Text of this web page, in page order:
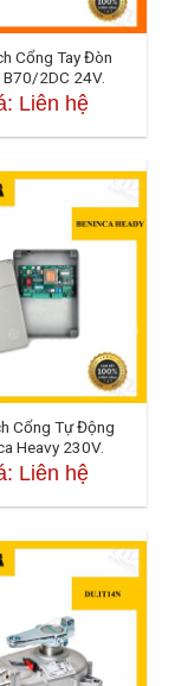
Cổng Tay Đòn
B70/2DC 24V.
Liên hệ
Cổng Tự Động
Heavy 230V.
Liên hệ